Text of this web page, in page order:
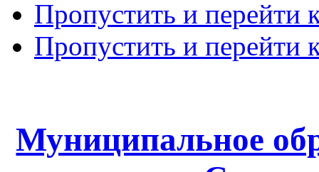
Пропустить и перейти
Пропустить и перейти
Муниципальное